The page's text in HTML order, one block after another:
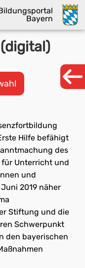
Bayern
Hilfe befähigt
des
für Unterricht und
und
2019 näher
Stiftung und die
Schwerpunkt
den bayerischen